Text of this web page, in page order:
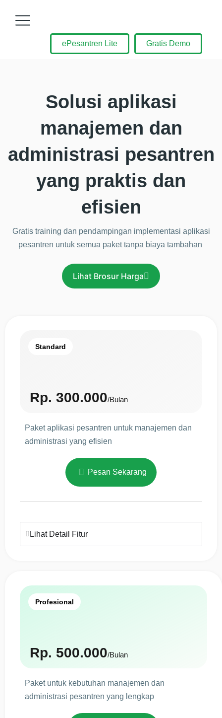
ePesantren Lite Gratis Demo
Solusi aplikasi
manajemen dan
administrasi pesantren
yang praktis dan
efisien
Gratis training dan pendampingan implementasi aplikasi
pesantren untuk semua paket tanpa biaya tambahan
Lihat Brosur Harga
Standard
Rp. 300.000/Bulan
Paket aplikasi pesantren untuk manajemen dan
administrasi yang efisien
Pesan Sekarang
Lihat Detail Fitur
Profesional
Rp. 500.000/Bulan
Paket untuk kebutuhan manajemen dan
administrasi pesantren yang lengkap